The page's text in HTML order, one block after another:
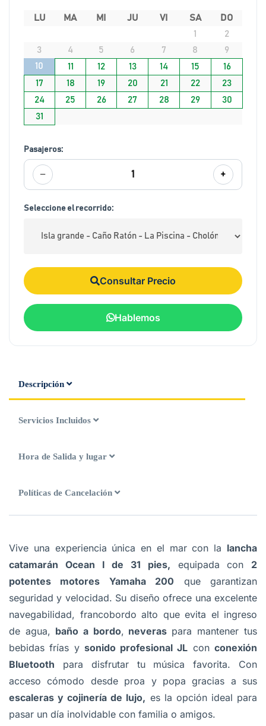
LU MA MI JU VI SA
DO
1
2
3
4 5 6 7 8
9
10
11 12 13 14 15
16
17
18 19 20 21 22
23
24
25 26 27 28 29
30
31
Pasajeros:
− 1 +
Seleccione el recorrido:
Consultar Precio
Hablemos
Descripción
Servicios Incluidos
Hora de Salida y lugar
Políticas de Cancelación
Vive una experiencia única en el mar con la lancha
catamarán Ocean I de 31 pies, equipada con 2
potentes motores Yamaha 200 que garantizan
seguridad y velocidad. Su diseño ofrece una excelente
navegabilidad, francobordo alto que evita el ingreso
de agua, baño a bordo, neveras para mantener tus
bebidas frías y sonido profesional JL conconexión
Bluetooth para disfrutar tu música favorita. Con
acceso cómodo desde proa y popa gracias a sus
escaleras y cojinería de lujo, es la opción ideal para
pasar un día inolvidable con familia o amigos.